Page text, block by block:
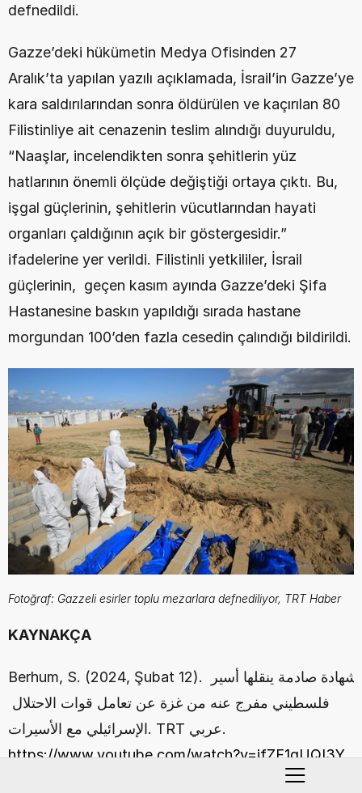
defnedildi.
Gazze’deki hükümetin Medya Ofisinden 27
Aralık’ta yapılan yazılı açıklamada, İsrail’in Gazze’ye
kara saldırılarından sonra öldürülen ve kaçırılan 80
Filistinliye ait cenazenin teslim alındığı duyuruldu,
“Naaşlar, incelendikten sonra şehitlerin yüz
hatlarının önemli ölçüde değiştiği ortaya çıktı. Bu,
işgal güçlerinin, şehitlerin vücutlarından hayati
organları çaldığının açık bir göstergesidir.”
ifadelerine yer verildi. Filistinli yetkililer, İsrail
güçlerinin,  geçen kasım ayında Gazze’deki Şifa
Hastanesine baskın yapıldığı sırada hastane
morgundan 100’den fazla cesedin çalındığı bildirildi.
Fotoğraf: Gazzeli esirler toplu mezarlara defnediliyor, TRT Haber
KAYNAKÇA
Berhum, S. (2024, Şubat 12). شهادة صادمة ينقلها أسير
https://www.youtube.com/watch?v=ifZF1gUQI3Y